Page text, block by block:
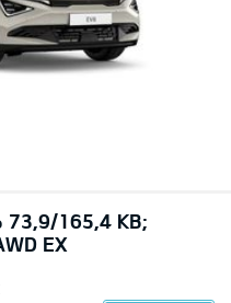
165,4 КВ;
EX